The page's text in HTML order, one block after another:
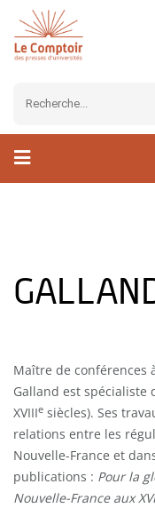
Maître de conférences
Galland est spécialiste
XVIIIe siècles). Ses
relations entre les
Nouvelle-France et
publications : Pour la
Nouvelle-France aux